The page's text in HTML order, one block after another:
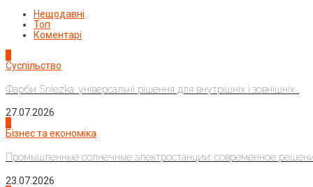
Нещодавні
Топ
Коментарі
Суспільство
Фарби Sniezka: універсальні рішення для внутрішніх і зовнішніх...
27.07.2026
Бізнес та економіка
Промышленные солнечные электростанции: современное
23.07.2026